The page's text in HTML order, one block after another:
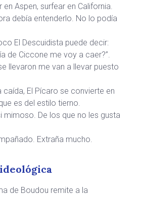
Aspen, surfear en California.
debía entenderlo. No lo podía
El Descuidista puede decir:
de Ciccone me voy a caer?”.
llevaron me van a llevar puesto
caída, El Pícaro se convierte en
es del estilo tierno.
mimoso. De los que no les gusta
Extraña mucho.
de Boudou remite a la